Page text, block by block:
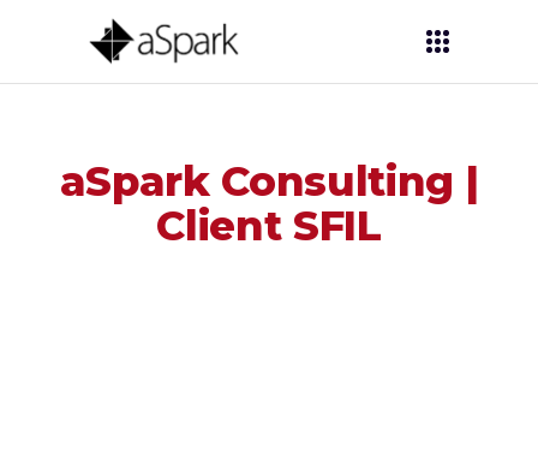
aSpark Consulting |
Client SFIL